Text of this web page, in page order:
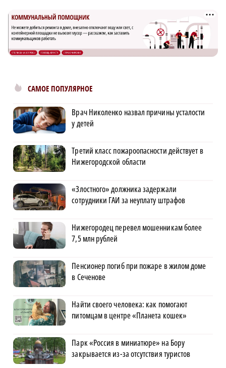
САМОЕ ПОПУЛЯРНОЕ
Врач Николенко назвал причины усталости
у детей
Третий класс пожароопасности действует в
Нижегородской области
«Злостного» должника задержали
сотрудники ГАИ за неуплату штрафов
Нижегородец перевел мошенникам более
7,5 млн рублей
Пенсионер погиб при пожаре в жилом доме
в Сеченове
Найти своего человека: как помогают
питомцам в центре «Планета кошек»
Парк «Россия в миниатюре» на Бору
закрывается из-за отсутствия туристов